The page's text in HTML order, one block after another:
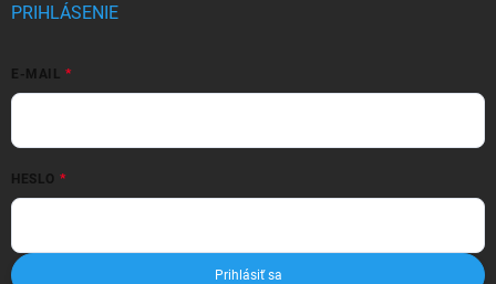
PRIHLÁSENIE
E-MAIL
HESLO
Prihlásiť sa